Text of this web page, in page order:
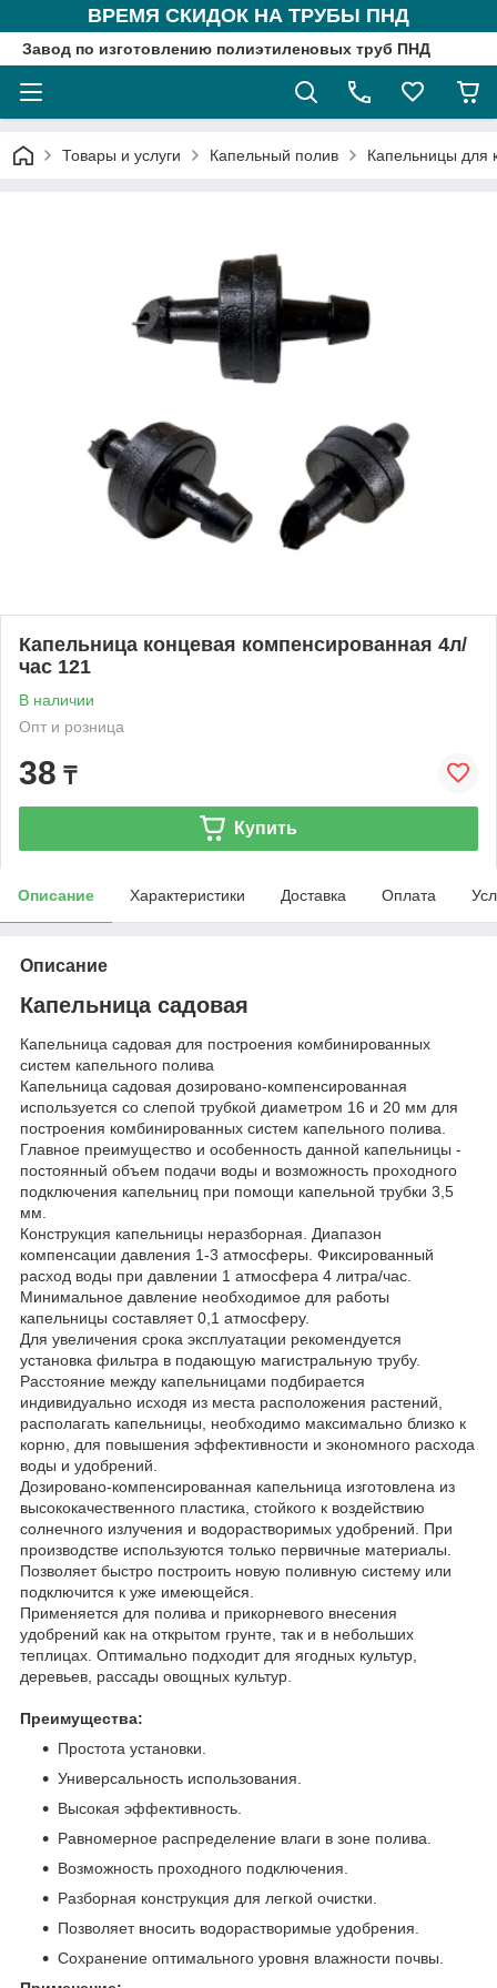
ВРЕМЯ СКИДОК НА ТРУБЫ ПНД
Завод по изготовлению полиэтиленовых труб ПНД
Товары и услуги Капельный полив Капельницы для
Капельница концевая компенсированная 4л/
час 121
В наличии
Опт и розница
38 ₸
Купить
Описание Характеристики Доставка Оплата
Описание
Капельница садовая
Капельница садовая для построения комбинированных
систем капельного полива
Капельница садовая дозировано-компенсированная
используется со слепой трубкой диаметром 16 и 20 мм для
построения комбинированных систем капельного полива.
Главное преимущество и особенность данной капельницы -
постоянный объем подачи воды и возможность проходного
подключения капельниц при помощи капельной трубки 3,5
мм.
Конструкция капельницы неразборная. Диапазон
компенсации давления 1-3 атмосферы. Фиксированный
расход воды при давлении 1 атмосфера 4 литра/час.
Минимальное давление необходимое для работы
капельницы составляет 0,1 атмосферу.
Для увеличения срока эксплуатации рекомендуется
установка фильтра в подающую магистральную трубу.
Расстояние между капельницами подбирается
индивидуально исходя из места расположения растений,
располагать капельницы, необходимо максимально близко к
корню, для повышения эффективности и экономного расхода
воды и удобрений.
Дозировано-компенсированная капельница изготовлена из
высококачественного пластика, стойкого к воздействию
солнечного излучения и водорастворимых удобрений. При
производстве используются только первичные материалы.
Позволяет быстро построить новую поливную систему или
подключится к уже имеющейся.
Применяется для полива и прикорневого внесения
удобрений как на открытом грунте, так и в небольших
теплицах. Оптимально подходит для ягодных культур,
деревьев, рассады овощных культур.
Преимущества:
Простота установки.
Универсальность использования.
Высокая эффективность.
Равномерное распределение влаги в зоне полива.
Возможность проходного подключения.
Разборная конструкция для легкой очистки.
Позволяет вносить водорастворимые удобрения.
Сохранение оптимального уровня влажности почвы.